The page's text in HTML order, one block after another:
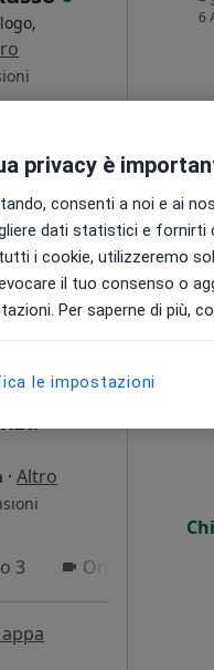
70 €
6
· Altro
3 Online
privacy è
consenti a noi e ai
dati statistici e fornirti
i cookie, utilizzeremo
il tuo consenso o
Per saperne di più,
le impostazioni